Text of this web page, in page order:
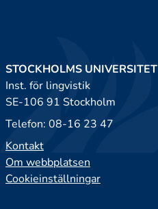
STOCKHOLMS UNIVERSITET
Inst. för lingvistik
SE-106 91 Stockholm
Telefon: 08-16 23 47
Kontakt
Om webbplatsen
Cookieinställningar